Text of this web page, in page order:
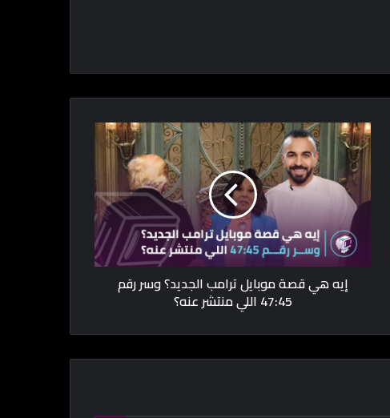
إيه هي قصة موبايل ترامب الجديد؟ وسر رقم
47:45 اللي منتشر عنه؟